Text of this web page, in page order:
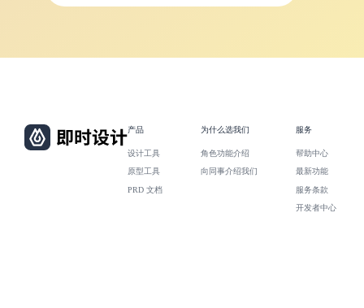
产品
设计工具
原型工具
PRD 文档
为什么选我们
角色功能介绍
向同事介绍我们
服务
帮助中心
最新功能
服务条款
开发者中心